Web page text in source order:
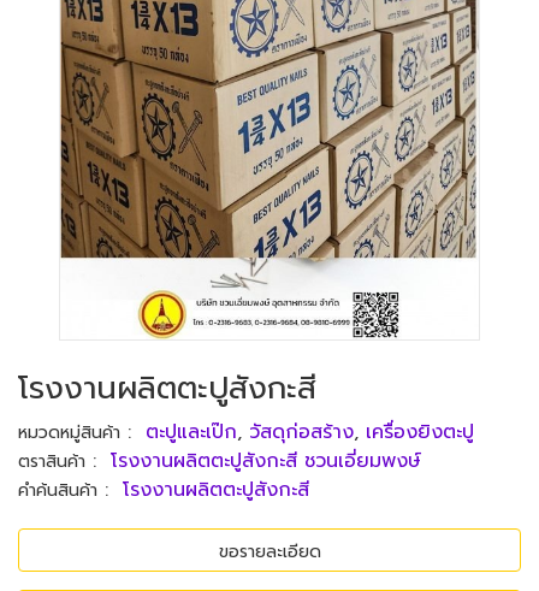
โรงงานผลิตตะปูสังกะสี
หมวดหมู่สินค้า : ตะปูและเป๊ก, วัสดุก่อสร้าง, เครื่องยิงตะปู
ตราสินค้า : โรงงานผลิตตะปูสังกะสี ชวนเอี่ยมพงษ์
คำค้นสินค้า : โรงงานผลิตตะปูสังกะสี
ขอรายละเอียด